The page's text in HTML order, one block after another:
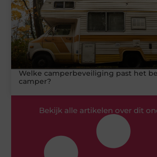
Welke camperbeveiliging past het
camper?
Bekijk alle artikelen over dit